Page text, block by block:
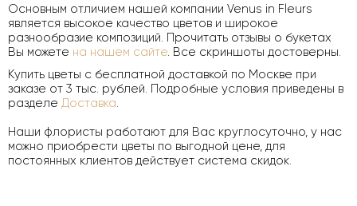
Основным отличием нашей компании Venus in Fleurs
является высокое качество цветов и широкое
разнообразие композиций. Прочитать отзывы о букетах
Вы можете на нашем сайте. Все скриншоты достоверны.
Купить цветы с бесплатной доставкой по Москве при
заказе от 3 тыс. рублей. Подробные условия приведены в
разделе Доставка.
Наши флористы работают для Вас круглосуточно, у нас
можно приобрести цветы по выгодной цене, для
постоянных клиентов действует система скидок.